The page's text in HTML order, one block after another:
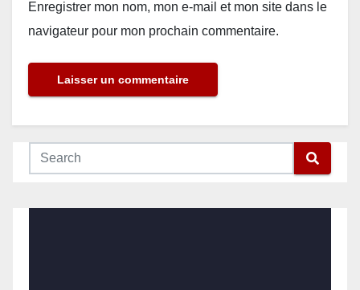
Enregistrer mon nom, mon e-mail et mon site dans le
navigateur pour mon prochain commentaire.